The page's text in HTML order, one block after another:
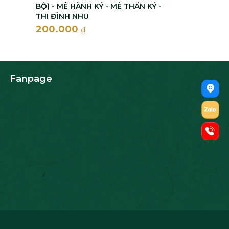
BỘ) - MÊ HÀNH KÝ - MÊ THẦN KÝ -
THI ĐÌNH NHU
200.000 đ
Fanpage